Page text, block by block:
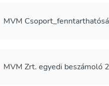
MVM
MVM Zrt. egyedi beszámoló